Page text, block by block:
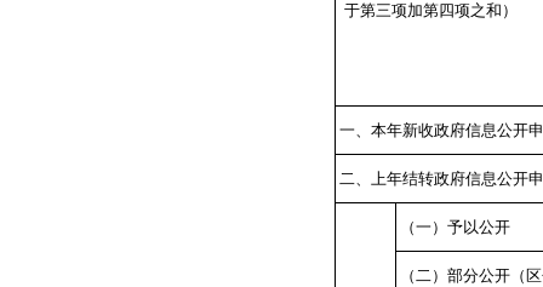
于第三项加第四项之和）
一、本年新收政府信息公开
二、上年结转政府信息公开
（一）予以公开
（二）部分公开 （